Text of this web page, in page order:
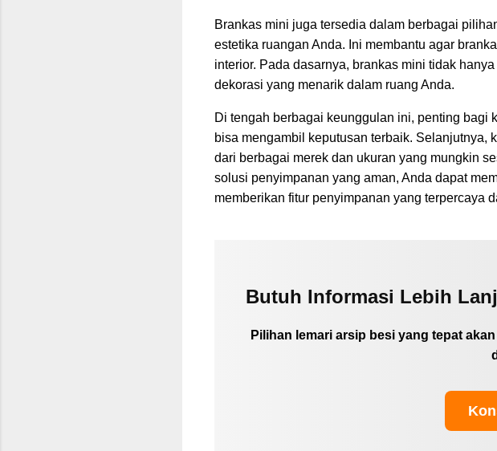
Brankas mini juga tersedia dalam berbagai
estetika ruangan Anda. Ini membantu agar
interior. Pada dasarnya, brankas mini tidak
dekorasi yang menarik dalam ruang Anda.
Di tengah berbagai keunggulan ini, penting bagi
bisa mengambil keputusan terbaik. Selanjutnya,
dari berbagai merek dan ukuran yang mungkin
solusi penyimpanan yang aman, Anda dapat
memberikan fitur penyimpanan yang terpercaya
Butuh Informasi Lebih
Pilihan lemari arsip besi yang tepat